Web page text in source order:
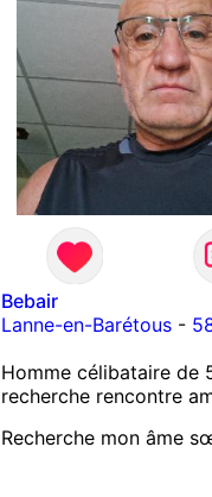
Bebair
Lanne-en-Barétous-
Homme célibataire de
recherche rencontre
Recherche mon âme